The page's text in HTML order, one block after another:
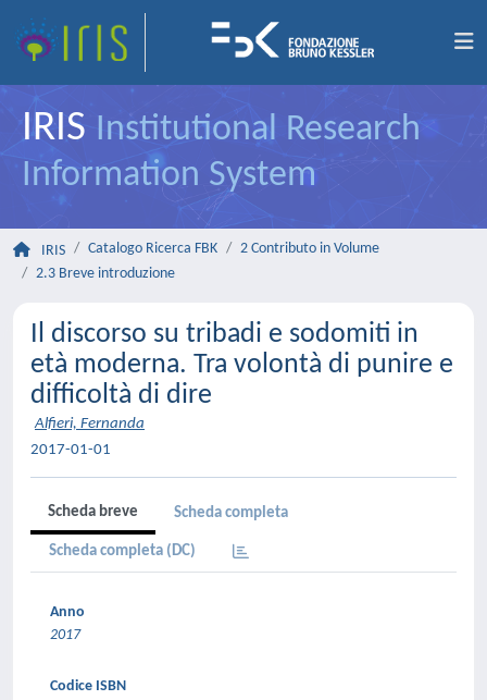
IRIS Institutional Research
Information System
IRIS Catalogo Ricerca FBK
2 Contributo in Volume
2.3 Breve introduzione
Il discorso su tribadi e sodomiti in
età moderna. Tra volontà di punire e
difficoltà di dire
Alfieri, Fernanda
2017-01-01
Scheda breve Scheda completa
Scheda completa (DC)
Anno
2017
Codice ISBN